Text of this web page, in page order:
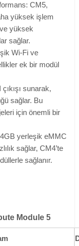
CM5,
yüksek işlem
yüksek
sağlar.
Wi-Fi ve
ek bir modül
sunarak,
sağlar. Bu
için önemli bir
yerleşik eMMC
sağlar, CM4’te
sağlanır.
Module 5